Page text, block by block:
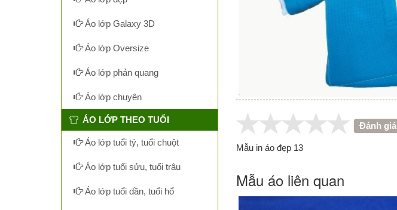
Đánh giá
Mẫu in áo đẹp 13
Mẫu áo liên quan
Áo lớp Galaxy 3D
Áo lớp Oversize
Áo lớp phản quang
Áo lớp chuyên
ÁO LỚP THEO TUỔI
Áo lớp tuổi tý, tuổi chuột
Áo lớp tuổi sửu, tuổi trâu
Áo lớp tuổi dần, tuổi hổ